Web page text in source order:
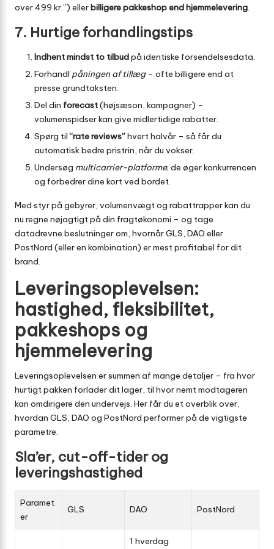
over 499 kr.”) ellerbilligere pakkeshop end hjemmelevering.
7. Hurtige forhandlingstips
Indhent mindst to tilbudpå identiske forsendelsesdata.
Forhandl påningen af tillæg– ofte billigere end at
presse grundtaksten.
Del din forecast(højsæson, kampagner) –
volumenspidser kan give midlertidige rabatter.
Spørg til“rate reviews”hvert halvår – så får du
automatisk bedre pristrin, når du vokser.
Undersøg multicarrier-platforme; de øger konkurrencen
og forbedrer dine kort ved bordet.
Med styr på gebyrer, volumenvægt og rabattrapper kan du
nu regne nøjagtigt på din fragtøkonomi – og tage
datadrevne beslutninger om, hvornår GLS, DAO eller
PostNord (eller en kombination) er mest profitabel for dit
brand.
Leveringsoplevelsen:
hastighed, fleksibilitet,
pakkeshops og
hjemmelevering
Leveringsoplevelsen er summen af mange detaljer – fra hvor
hurtigt pakken forlader dit lager, til hvor nemt modtageren
kan omdirigere den undervejs. Her får du et overblik over,
hvordan GLS, DAO og PostNord performer på de vigtigste
parametre.
Sla’er, cut-off-tider og
leveringshastighed
Paramet
er
GLS DAO PostNord
1 hverdag